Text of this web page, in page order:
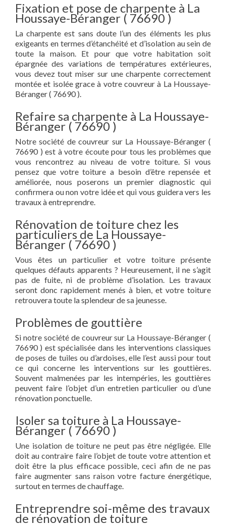
Fixation et pose de charpente à La
Houssaye-Béranger ( 76690 )
La charpente est sans doute l’un des éléments les plus
exigeants en termes d’étanchéité et d’isolation au sein de
toute la maison. Et pour que votre habitation soit
épargnée des variations de températures extérieures,
vous devez tout miser sur une charpente correctement
montée et isolée grace à votre couvreur à La Houssaye-
Béranger ( 76690 ).
Refaire sa charpente à La Houssaye-
Béranger ( 76690 )
Notre société de couvreur sur La Houssaye-Béranger (
76690 ) est à votre écoute pour tous les problèmes que
vous rencontrez au niveau de votre toiture. Si vous
pensez que votre toiture a besoin d’être repensée et
améliorée, nous poserons un premier diagnostic qui
confirmera ou non votre idée et qui vous guidera vers les
travaux à entreprendre.
Rénovation de toiture chez les
particuliers de La Houssaye-
Béranger ( 76690 )
Vous êtes un particulier et votre toiture présente
quelques défauts apparents ? Heureusement, il ne s’agit
pas de fuite, ni de problème d’isolation. Les travaux
seront donc rapidement menés à bien, et votre toiture
retrouvera toute la splendeur de sa jeunesse.
Problèmes de gouttière
Si notre société de couvreur sur La Houssaye-Béranger (
76690 ) est spécialisée dans les interventions classiques
de poses de tuiles ou d’ardoises, elle l’est aussi pour tout
ce qui concerne les interventions sur les gouttières.
Souvent malmenées par les intempéries, les gouttières
peuvent faire l’objet d’un entretien particulier ou d’une
rénovation ponctuelle.
Isoler sa toiture à La Houssaye-
Béranger ( 76690 )
Une isolation de toiture ne peut pas être négligée. Elle
doit au contraire faire l’objet de toute votre attention et
doit être la plus efficace possible, ceci afin de ne pas
faire augmenter sans raison votre facture énergétique,
surtout en termes de chauffage.
Entreprendre soi-même des travaux
de rénovation de toiture